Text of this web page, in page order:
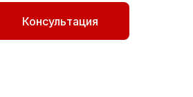
Консультация